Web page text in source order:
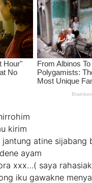
kirim
atine sijabang
ayam
xxx…( saya
iku gawakne